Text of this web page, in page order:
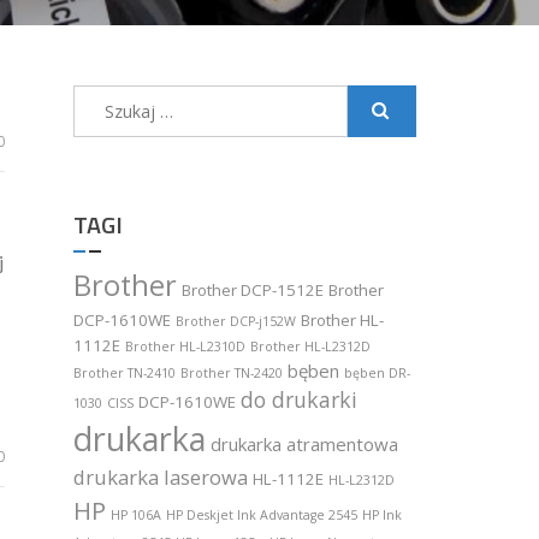
TAGI
Brother Brother DCP-1512E Brother
DCP-1610WE Brother DCP-j152W Brother HL-
1112E Brother HL-L2310D Brother HL-L2312D
Brother TN-2410 Brother TN-2420 bęben bęben DR-
1030 CISS DCP-1610WE do drukarki
drukarka drukarka atramentowa
drukarka laserowa HL-1112E HL-L2312D
HP HP 106A HP Deskjet Ink Advantage 2545 HP Ink